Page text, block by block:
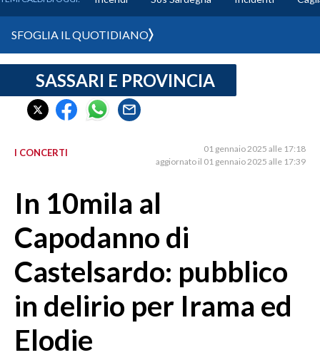
CRONACA SARDEGNA
CAGLIARI
SULCIS IGLESIENTE
SASSARI E PROVINCIA
GALLURA
NUORO E PROVINCIA
OGLIASTRA
AGENDA
CRONACA
ITALIA
SFOGLIA IL QUOTIDIANO
SASSARI E PROVINCIA
I CONCERTI
01 gennaio 2025 alle 17:18
aggiornato il 01 gennaio 2025 alle 17:39
In 10mila al
Capodanno di
Castelsardo: pubblico
in delirio per Irama ed
Elodie